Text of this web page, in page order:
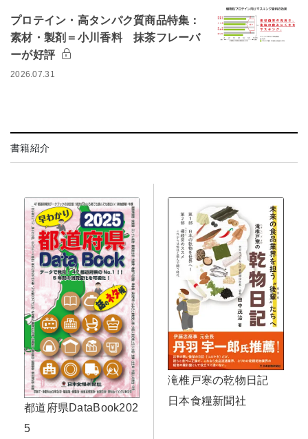
プロテイン・高タンパク質商品特集：
素材・製剤＝小川香料 抹茶フレーバ
ーが好評
2026.07.31
書籍紹介
都道府県DataBook202
5
滝椎戸寒の乾物日記
日本食糧新聞社